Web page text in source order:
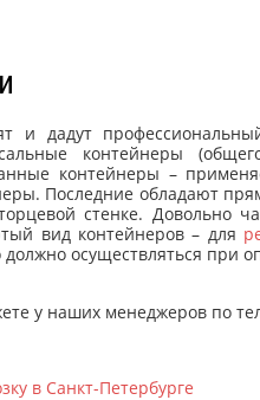
дадут
контейнеры
контейнеры –
Последние обладают
стенке. Довольно
вид контейнеров – для
осуществляться при
у наших менеджеров по
в Санкт-Петербурге